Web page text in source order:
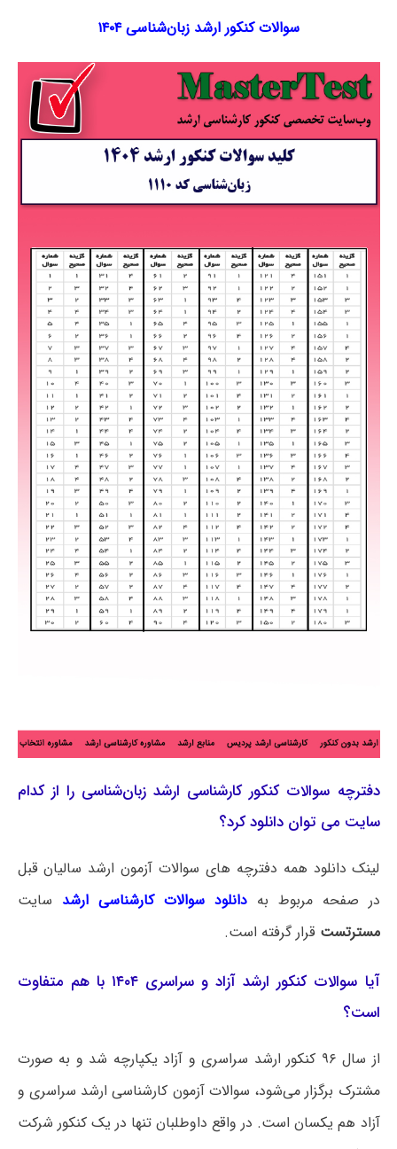
سوالات کنکور ارشد زبان‌شناسی ۱۴۰۴
دفترچه سوالات کنکور کارشناسی ارشد زبان‌شناسی را از کدام
سایت می توان دانلود کرد؟
لینک دانلود همه دفترچه های سوالات آزمون ارشد سالیان قبل
در صفحه مربوط بهدانلود سوالات کارشناسی ارشد سایت
مسترتست قرار گرفته است.
آیا سوالات کنکور ارشد آزاد و سراسری ۱۴۰۴ با هم متفاوت
است؟
از سال ۹۶ کنکور ارشد سراسری و آزاد یکپارچه شد و به صورت
مشترک برگزار می‌شود، سوالات آزمون کارشناسی ارشد سراسری و
آزاد هم یکسان است. در واقع داوطلبان تنها در یک کنکور شرکت